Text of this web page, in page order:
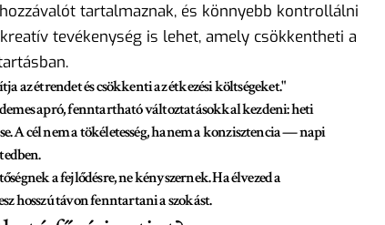
tartalmaznak, és könnyebb kontrollálni
tevékenység is lehet, amely csökkentheti a
az étrendet és csökkenti az étkezési költségeket."
apró, fenntartható változtatásokkal kezdeni: heti
A cél nem a tökéletesség, hanem a konzisztencia — napi
a fejlődésre, ne kényszernek. Ha élvezed a
hosszú távon fenntartani a szokást.